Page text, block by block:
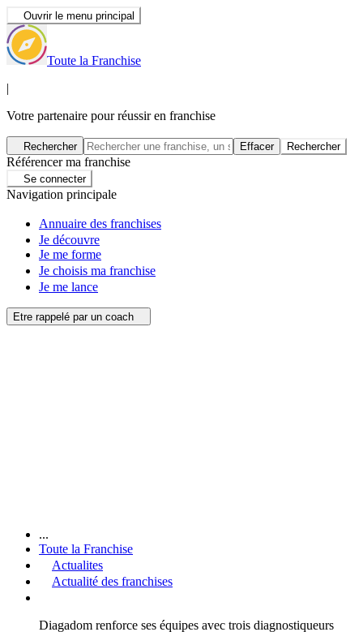
Ouvrir le menu principal
Toute la Franchise
|
Votre partenaire pour réussir en franchise
Rechercher Effacer Rechercher
Référencer ma franchise
Se connecter
Navigation principale
Annuaire des franchises
Je découvre
Je me forme
Je choisis ma franchise
Je me lance
Etre rappelé par un coach
...
Toute la Franchise
Actualites
Actualité des franchises
Diagadom renforce ses équipes avec trois diagnostiqueurs